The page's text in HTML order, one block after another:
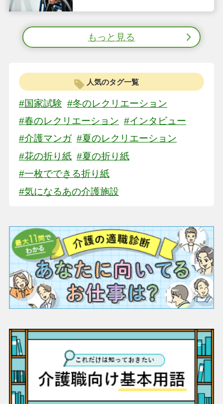
もっと見る
人気のタグ一覧
#国家試験 #冬のレクリエーション
#春のレクリエーション #インタビュー
#介護マンガ #夏のレクリエーション
#花の折り紙 #夏の折り紙
#一枚でできる折り紙
#気になるあの介護施設